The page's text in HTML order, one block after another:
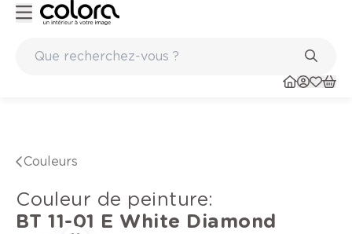
Couleurs
Couleur de peinture:
BT 11-01 E White Diamond